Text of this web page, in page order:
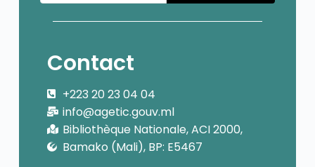
Contact
+223 20 23 04 04
info@agetic.gouv.ml
Bibliothèque Nationale, ACI 2000,
Bamako (Mali), BP: E5467